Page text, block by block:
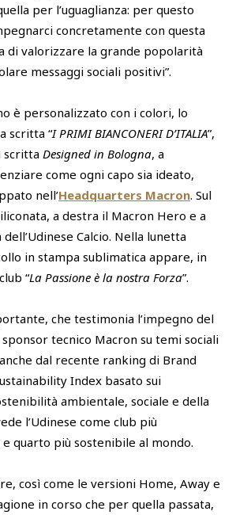
per l’uguaglianza: per questo
concretamente con questa
di valorizzare la grande popolarità
messaggi sociali positivi”.
è personalizzato con i colori, lo
scritta “I PRIMI BIANCONERI D’ITALIA”,
scritta Designed in Bologna, a
come ogni capo sia ideato,
nell’Headquarters Macron. Sul
a destra il Macron Hero e a
Calcio. Nella lunetta
in stampa sublimatica appare, in
“La Passione è la nostra Forza”.
che testimonia l’impegno del
tecnico Macron su temi sociali
dal recente ranking di Brand
Index basato sui
ambientale, sociale e della
l’Udinese come club più
quarto più sostenibile al mondo.
così come le versioni Home, Away e
in corso che per quella passata,